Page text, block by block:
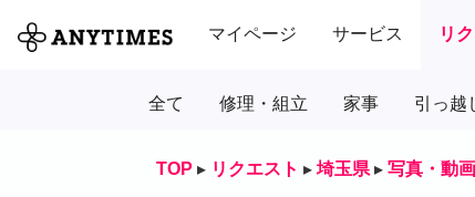
マイページ サービス リ
全て 修理・組立 家事 引っ越
TOP ▸ リクエスト ▸ 埼玉県 ▸ 写真・動